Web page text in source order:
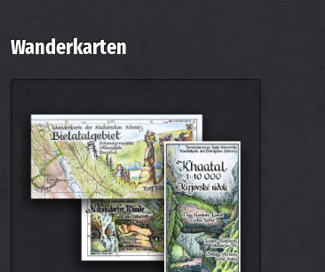
Wanderkarten